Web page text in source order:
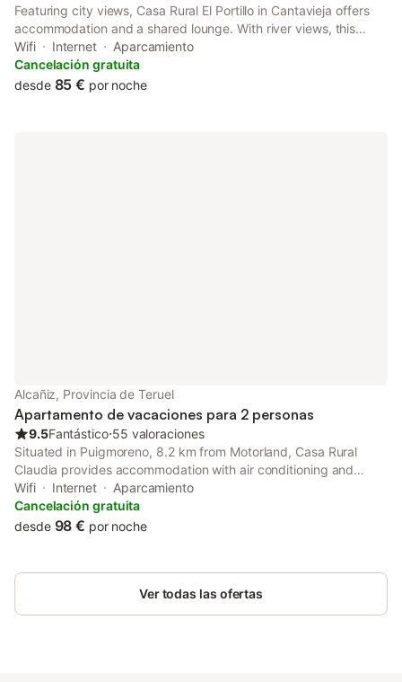
Featuring city views, Casa Rural El Portillo in Cantavieja offers
accommodation and a shared lounge. With river views, this
accommodation provides a patio. The country house features
mountain views, a sun terrace, and free WiFi is available.
Wifi Internet
Aparcamiento
Cancelación gratuita
desde 85 € por noche
Alcañiz, Provincia de Teruel
Apartamento de vacaciones para 2 personas
9.5Fantástico⋅55 valoraciones
Situated in Puigmoreno, 8.2 km from Motorland, Casa Rural
Claudia provides accommodation with air conditioning and
access to a garden. The apartment also features free WiFi, free
private parking and facilities for disabled guests.
Wifi Internet
Aparcamiento
Cancelación gratuita
desde 98 € por noche
Ver todas las ofertas